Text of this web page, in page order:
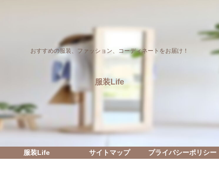
おすすめの服装、ファッション、コーディネートをお届け！
服装Life
服装Life サイトマップ プライバシーポリシー